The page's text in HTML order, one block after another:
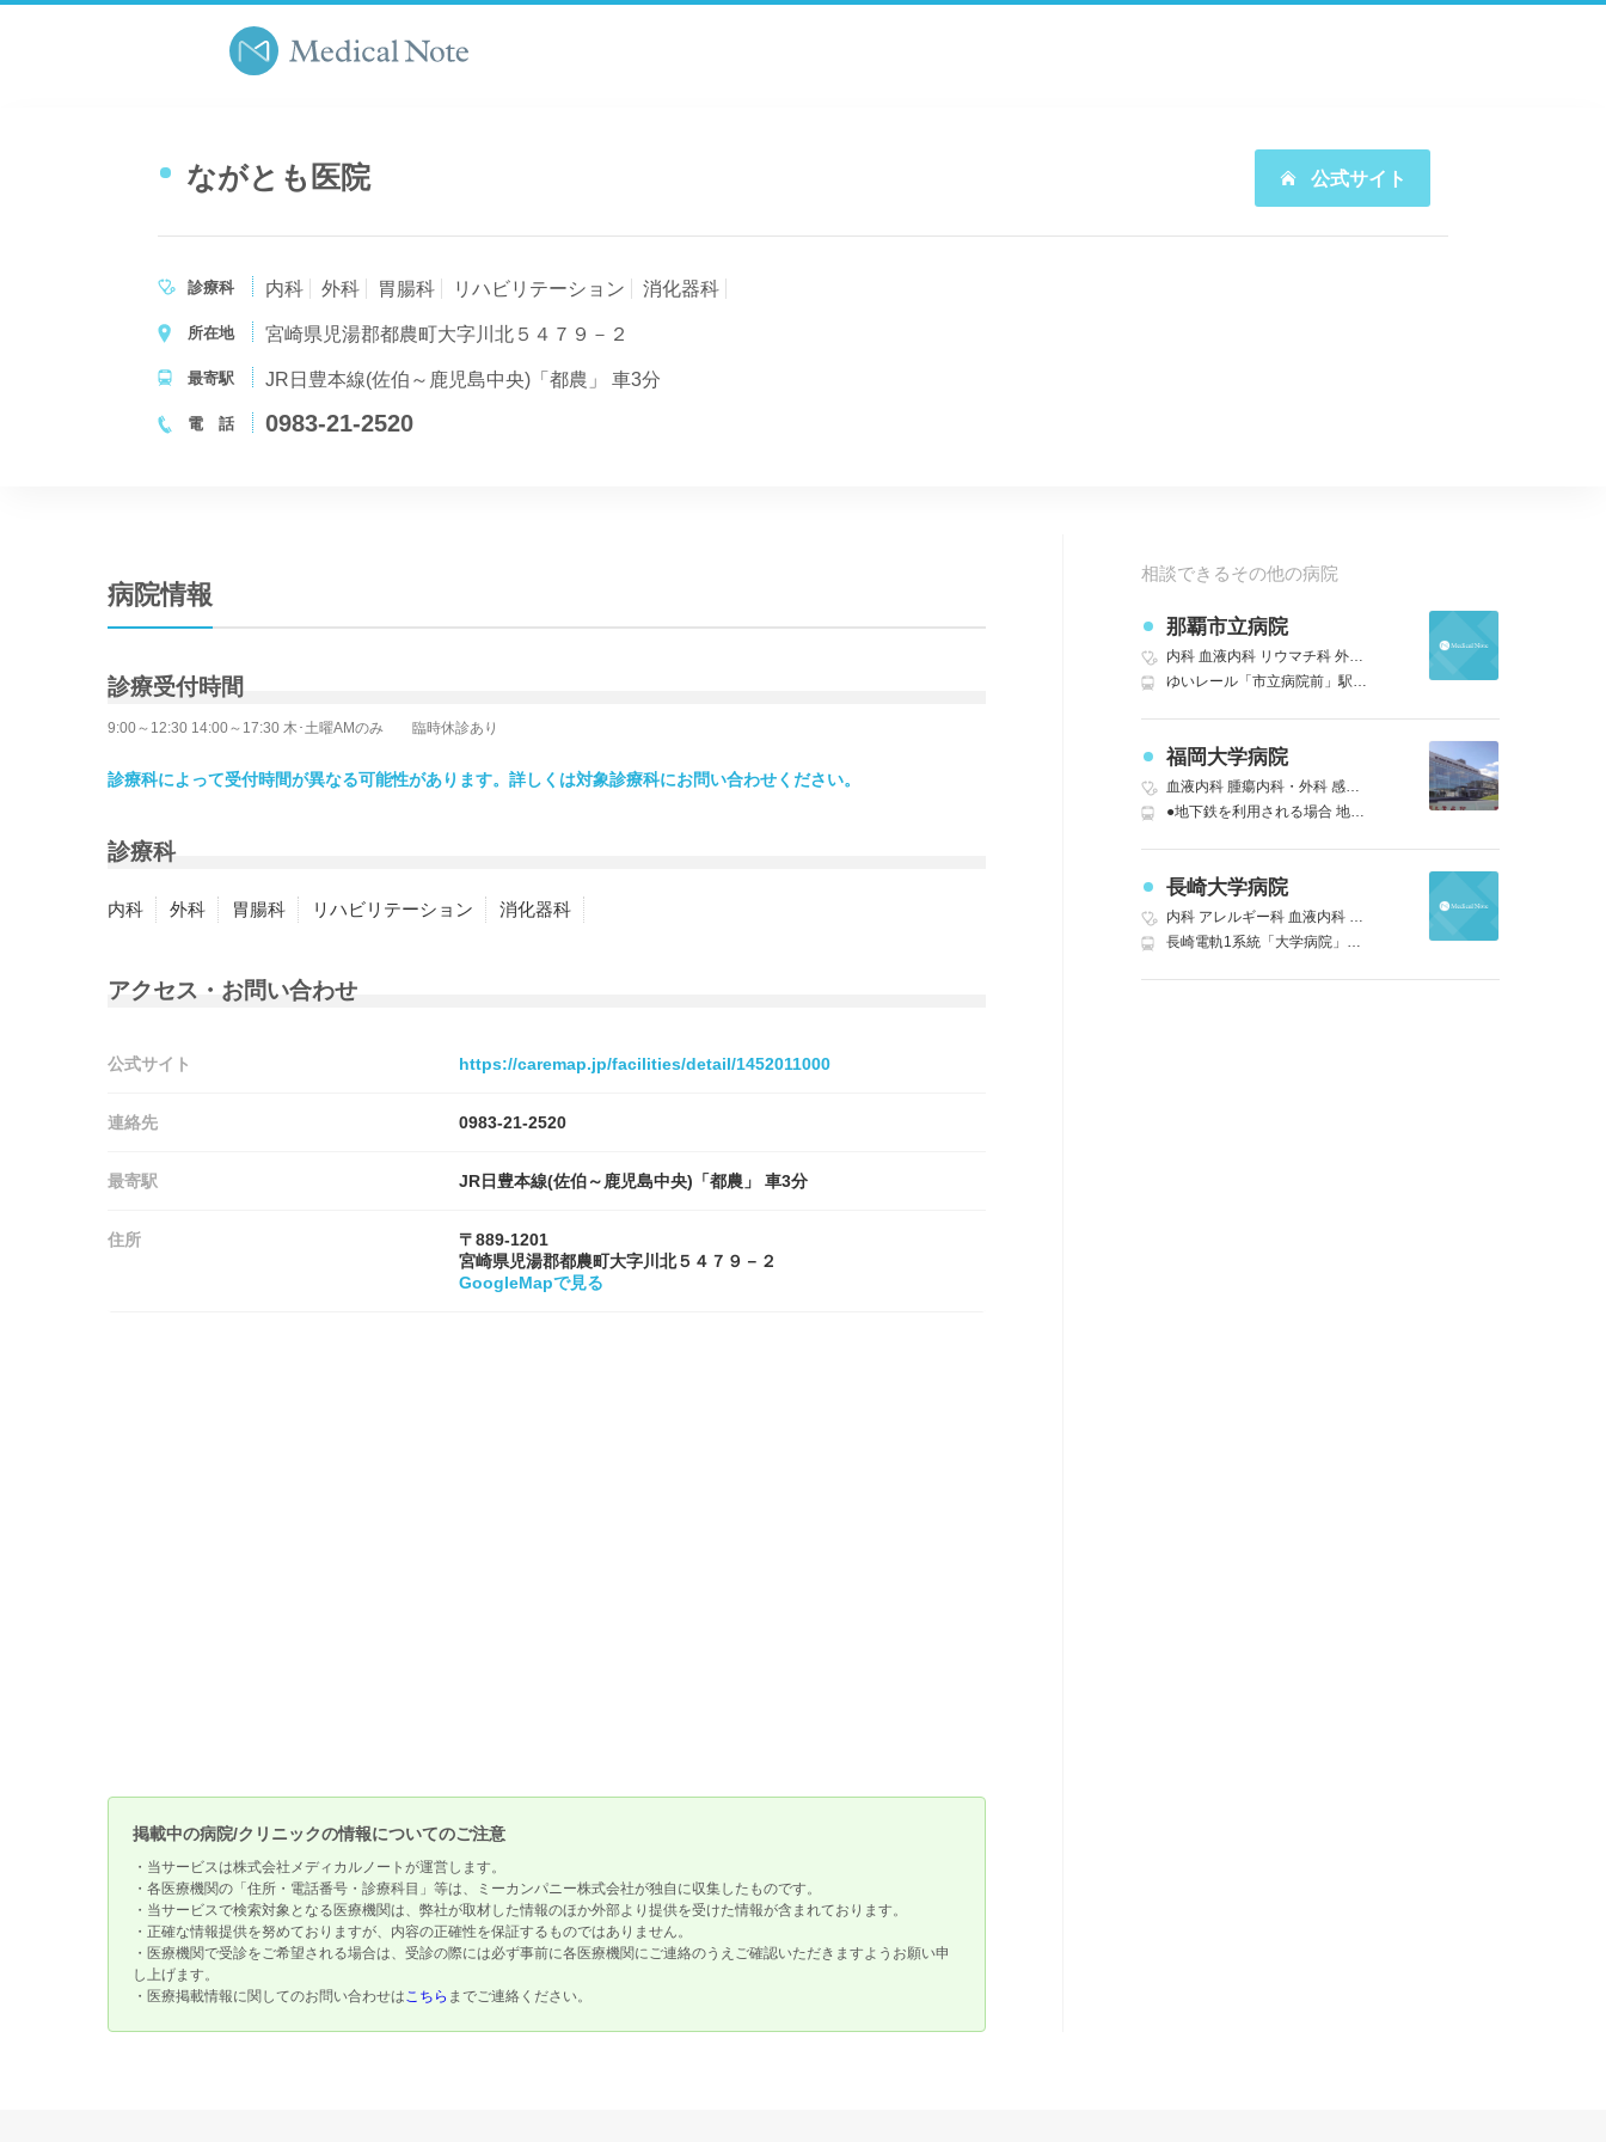
ながとも医院 公式サイト
診療科 内科 外科 胃腸科 リハビリテーション 消化器科
所在地 宮崎県児湯郡都農町大字川北５４７９－２
最寄駅 JR日豊本線(佐伯～鹿児島中央)「都農」 車3分
電 話 0983-21-2520
病院情報
診療受付時間
9:00～12:30 14:00～17:30 木･土曜AMのみ 臨時休診あり
診療科によって受付時間が異なる可能性があります。詳しくは対象診療科にお問い合わせください。
診療科
内科 外科 胃腸科 リハビリテーション 消化器科
アクセス・お問い合わせ
公式サイト https://caremap.jp/facilities/detail/1452011000
連絡先 0983-21-2520
最寄駅 JR日豊本線(佐伯～鹿児島中央)「都農」 車3分
住所
〒889-1201
宮崎県児湯郡都農町大字川北５４７９－２
GoogleMapで見る
掲載中の病院/クリニックの情報についてのご注意
・当サービスは株式会社メディカルノートが運営します。
・各医療機関の「住所・電話番号・診療科目」等は、ミーカンパニー株式会社が独自に収集したものです。
・当サービスで検索対象となる医療機関は、弊社が取材した情報のほか外部より提供を受けた情報が含まれております。
・正確な情報提供を努めておりますが、内容の正確性を保証するものではありません。
・医療機関で受診をご希望される場合は、受診の際には必ず事前に各医療機関にご連絡のうえご確認いただきますようお願い申
し上げます。
・医療掲載情報に関してのお問い合わせはこちら までご連絡ください。
相談できるその他の病院
那覇市立病院
内科 血液内科 リウマチ科 外科 神経内科
ゆいレール「市立病院前」駅直結 那覇バス 安岡宇栄原線(市内)、または糸満西原線(末吉) 市立病院前下車徒歩1分 徒歩1分
福岡大学病院
血液内科 腫瘍内科・外科 感染症内科 腎臓内科・外科
●地下鉄を利用される場合 地下鉄七隈線「福大前」駅下車徒歩１分。 ●西鉄バスを利用される場合 「福大病院バス停」での下車となります。 ●自家用車を利用される場合 ・国道２０２号線バイパスを利用する場合 ※天神｜六本松方面から来院される方は｜国道２０２号線（別府橋通り）の中村大学前交差点を左折し｜七隈四ツ角を過ぎると右側に病院が見えてまいります。 ※福重｜原方面から来院される方は｜国道２０２号線（今宿新道）の荒江四ツ角を過ぎ｜国道２０２号線（別府橋通り）の中村大学前交差点を右折し｜七隈四ツ角を過ぎると右側に病院が見えてまいります。 ・国道２６３号線を利用する場合 ※西新｜荒江方面から来院される方は｜国道２６３線（早良街道）の野芥四ツ角を左折し｜県道４９号線を１．２ｋｍほど直進し福岡大学病院方面に向かい福大病院南口交差点を左折してください。 ※三ツ瀬｜曲淵方面から来院される方は｜国道２６３線（早良街道）の野芥四ツ角を右折し｜県道４９号線を１．２ｋｍほど直進し福岡大学病院方面に向かい福大病院南口交差点を左折してください。
長崎大学病院
内科 アレルギー科 血液内科 リウマチ・膠原病内科
長崎電軌1系統「大学病院」シャトルバス運行あり 徒歩8分｜JR長崎本線(鳥栖～長崎)「長崎」長崎バス 大学病院前バス停下車 車10分